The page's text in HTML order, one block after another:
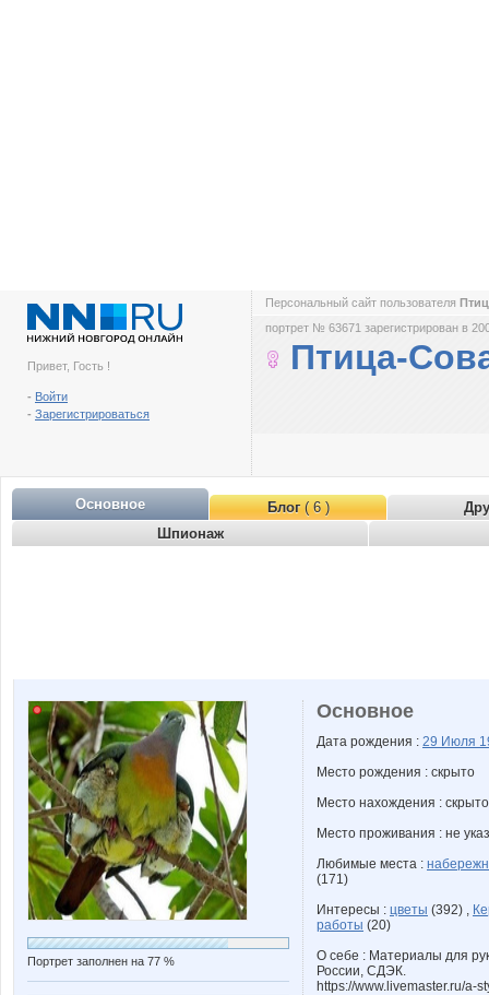
Привет, Гость !
- Войти
- Зарегистрироваться
Персональный сайт пользователя
портрет № 63671 зарегистрирован в
Птица-
Основное Блог( 6 )
Шпионаж
Портрет заполнен на 77 %
Основное
Дата рождения : 29 Июля
Место рождения : скрыто
Место нахождения : скрыто
Место проживания : не
Любимые места :
(171)
Интересы : цветы (392) ,
работы (20)
О себе : Материалы для
России, СДЭК.
https://www.livemaster.ru/a-